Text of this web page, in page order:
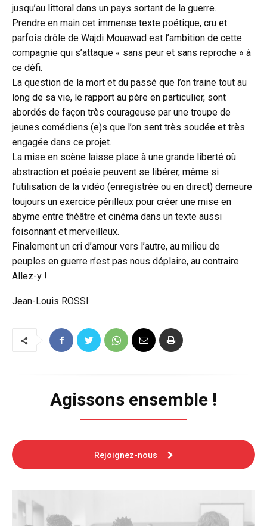
jusqu’au littoral dans un pays sortant de la guerre.
Prendre en main cet immense texte poétique, cru et
parfois drôle de Wajdi Mouawad est l’ambition de cette
compagnie qui s’attaque « sans peur et sans reproche » à
ce défi.
La question de la mort et du passé que l’on traine tout au
long de sa vie, le rapport au père en particulier, sont
abordés de façon très courageuse par une troupe de
jeunes comédiens (e)s que l’on sent très soudée et très
engagée dans ce projet.
La mise en scène laisse place à une grande liberté où
abstraction et poésie peuvent se libérer, même si
l’utilisation de la vidéo (enregistrée ou en direct) demeure
toujours un exercice périlleux pour créer une mise en
abyme entre théâtre et cinéma dans un texte aussi
foisonnant et merveilleux.
Finalement un cri d’amour vers l’autre, au milieu de
peuples en guerre n’est pas nous déplaire, au contraire.
Allez-y !
Jean-Louis ROSSI
Agissons ensemble !
Rejoignez-nous